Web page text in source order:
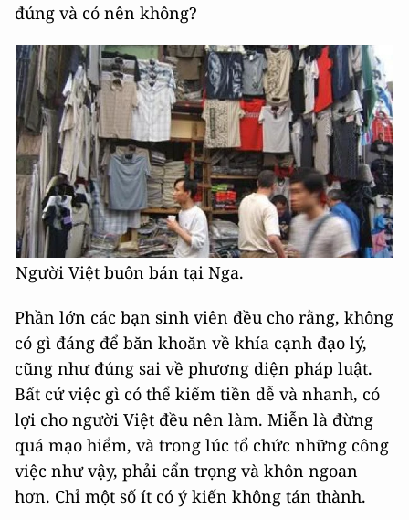
đúng và có nên không?
Người Việt buôn bán tại Nga.
Phần lớn các bạn sinh viên đều cho rằng, không
có gì đáng để băn khoăn về khía cạnh đạo lý,
cũng như đúng sai về phương diện pháp luật.
Bất cứ việc gì có thể kiếm tiền dễ và nhanh, có
lợi cho người Việt đều nên làm. Miễn là đừng
quá mạo hiểm, và trong lúc tổ chức những công
việc như vậy, phải cẩn trọng và khôn ngoan
hơn. Chỉ một số ít có ý kiến không tán thành.